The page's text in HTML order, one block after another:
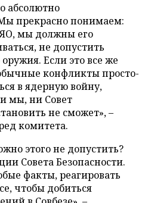
абсолютно
прекрасно понимаем:
мы должны его
не допустить
Если это все же
конфликты просто-
в ядерную войну,
мы, ни Совет
не сможет», –
комитета.
этого не допустить?
Совета Безопасности.
факты, реагировать
чтобы добиться